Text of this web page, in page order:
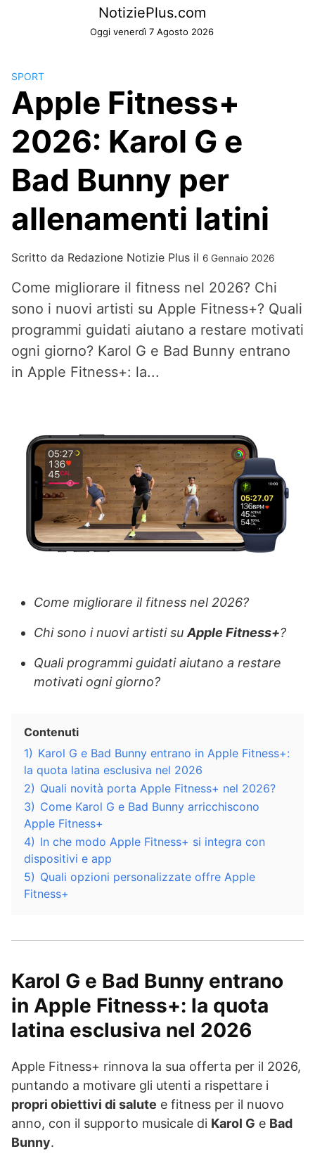
NotiziePlus.com
Oggi venerdì 7 Agosto 2026
SPORT
Apple Fitness+
2026: Karol G e
Bad Bunny per
allenamenti latini
Scritto da Redazione Notizie Plus il 6 Gennaio 2026
Come migliorare il fitness nel 2026? Chi
sono i nuovi artisti su Apple Fitness+? Quali
programmi guidati aiutano a restare motivati
ogni giorno? Karol G e Bad Bunny entrano
in Apple Fitness+: la...
Come migliorare il fitness nel 2026?
Chi sono i nuovi artisti su Apple Fitness+?
Quali programmi guidati aiutano a restare
motivati ogni giorno?
Contenuti
1) Karol G e Bad Bunny entrano in Apple Fitness+:
la quota latina esclusiva nel 2026
2) Quali novità porta Apple Fitness+ nel 2026?
3) Come Karol G e Bad Bunny arricchiscono
Apple Fitness+
4) In che modo Apple Fitness+ si integra con
dispositivi e app
5) Quali opzioni personalizzate offre Apple
Fitness+
Karol G e Bad Bunny entrano
in Apple Fitness+: la quota
latina esclusiva nel 2026
Apple Fitness+ rinnova la sua offerta per il 2026,
puntando a motivare gli utenti a rispettare i
propri obiettivi di salute e fitness per il nuovo
anno, con il supporto musicale di Karol G e Bad
Bunny.